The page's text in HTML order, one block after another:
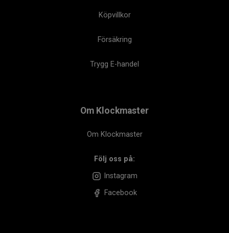
Köpvillkor
Försäkring
Trygg E-handel
Om Klockmaster
Om Klockmaster
Följ oss på:
Instagram
Facebook